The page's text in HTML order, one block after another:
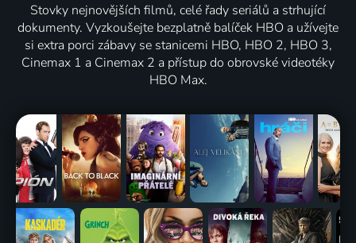
Stovky nejnovějších filmů, celé řady seriálů a strhující
dokumenty. Vyzkoušejte bezplatně balíček HBO a užívejte
si extra porci zábavy se stanicemi HBO, HBO 2, HBO 3,
Cinemax 1 a Cinemax 2 a přístup do obrovské videotéky
HBO Max.